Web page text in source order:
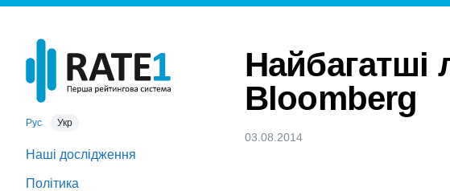
Рус Укр
Наші дослідження
Політика
Найбагатші
Bloomberg
03.08.2014